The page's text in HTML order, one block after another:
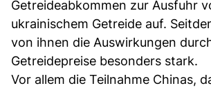
Getreideabkommen zur Ausfuhr
ukrainischem Getreide auf.
von ihnen die Auswirkungen
Getreidepreise besonders stark.
Vor allem die Teilnahme Chinas,